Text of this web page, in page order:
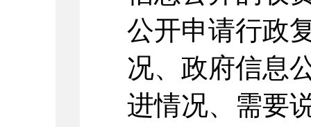
公开申请行政
况、政府信息
进情况、需要